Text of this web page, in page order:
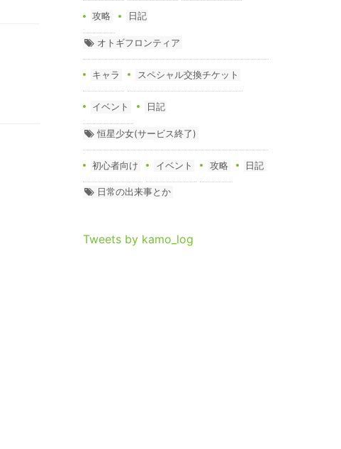
攻略 日記
オトギフロンティア
キャラ スペシャル交換チケット
イベント 日記
恒星少女(サービス終了)
初心者向け イベント 攻略 日記
日常の出来事とか
Tweets by kamo_log